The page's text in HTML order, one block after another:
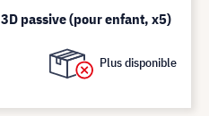
passive (pour enfant, x5)
Plus disponible